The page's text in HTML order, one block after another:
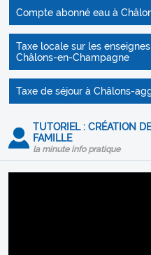
Compte abonné eau à
Taxe locale sur les
Châlons-en-Champagne
Taxe de séjour à Châlons-
TUTORIEL : CRÉATION
FAMILLE
la minute info pratique